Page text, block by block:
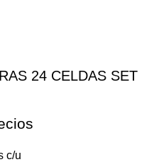
24 CELDAS SET
c/u